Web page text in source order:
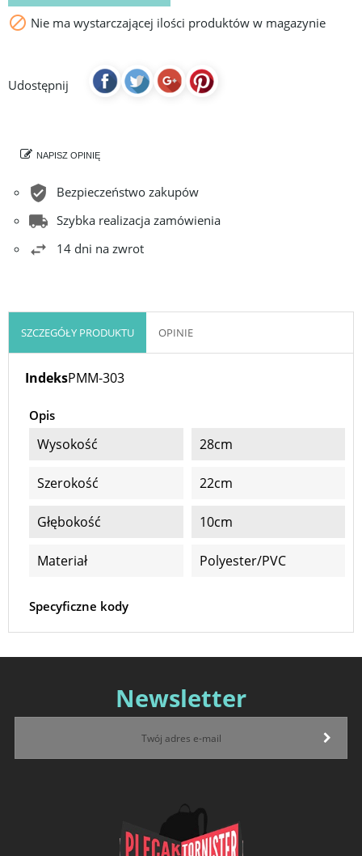
 Nie ma wystarczającej ilości produktów w magazynie
Udostępnij
NAPISZ OPINIĘ
Bezpieczeństwo zakupów
Szybka realizacja zamówienia
14 dni na zwrot
SZCZEGÓŁY PRODUKTU OPINIE
IndeksPMM-303
Opis
Wysokość 28cm
Szerokość 22cm
Głębokość 10cm
Materiał Polyester/PVC
Specyficzne kody
Newsletter